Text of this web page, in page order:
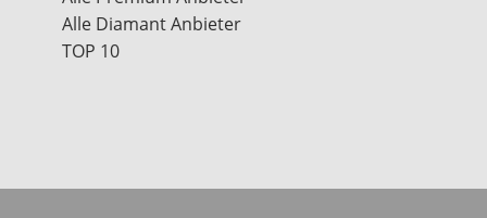
Alle Diamant Anbieter
TOP 10